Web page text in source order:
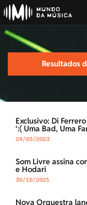
Resultados
Exclusivo: Di
‘:( Uma Bad, Uma
24/03/2023
Som Livre assina
e Hodari
30/10/2021
Nova Orquestra